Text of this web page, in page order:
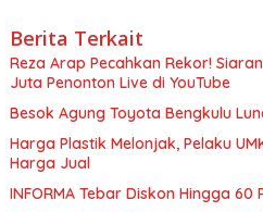
Berita Terkait
Reza Arap Pecahkan Rekor!
Juta Penonton Live di YouTube
Besok Agung Toyota Bengkulu
Harga Plastik Melonjak, Pelaku
Harga Jual
INFORMA Tebar Diskon Hingga 60